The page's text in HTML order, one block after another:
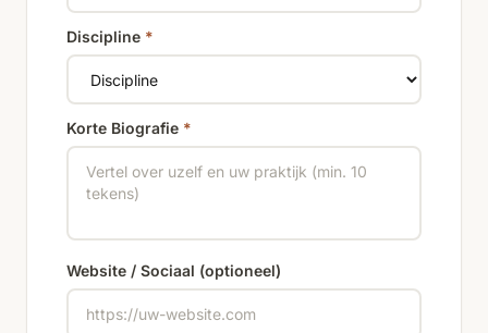
Discipline *
Korte Biografie *
Website / Sociaal (optioneel)